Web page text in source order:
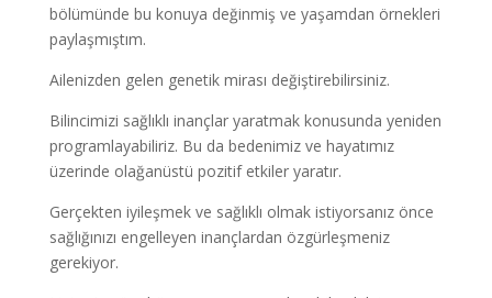
bölümünde bu konuya değinmiş ve yaşamdan örnekleri
paylaşmıştım.
Ailenizden gelen genetik mirası değiştirebilirsiniz.
Bilincimizi sağlıklı inançlar yaratmak konusunda yeniden
programlayabiliriz. Bu da bedenimiz ve hayatımız
üzerinde olağanüstü pozitif etkiler yaratır.
Gerçekten iyileşmek ve sağlıklı olmak istiyorsanız önce
sağlığınızı engelleyen inançlardan özgürleşmeniz
gerekiyor.